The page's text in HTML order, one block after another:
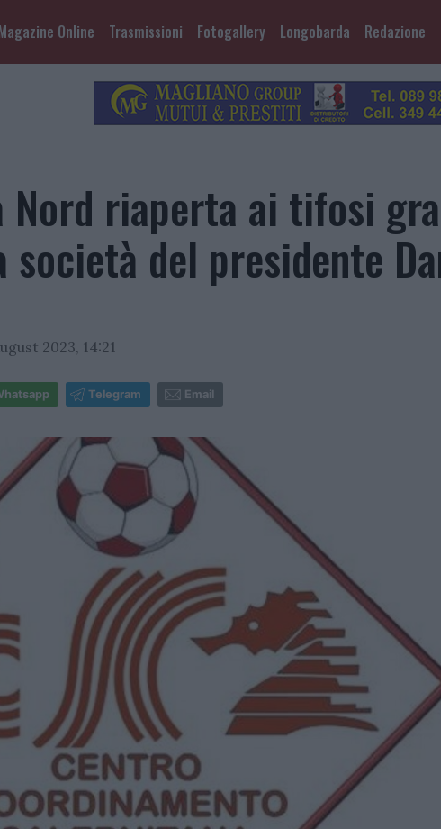
Online Trasmissioni Fotogallery Longobarda Redazione
Nord riaperta ai tifosi
del presidente
2023, 14:21
Telegram Email